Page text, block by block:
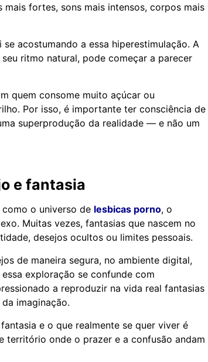
fortes, sons mais intensos, corpos mais
acostumando a essa hiperestimulação. A
ritmo natural, pode começar a parecer
quem consome muito açúcar ou
Por isso, é importante ter consciência de
superprodução da realidade — e não um
e fantasia
o universo de lesbicas porno, o
Muitas vezes, fantasias que nascem no
desejos ocultos ou limites pessoais.
de maneira segura, no ambiente digital,
exploração se confunde com
a reproduzir na vida real fantasias
imaginação.
e o que realmente se quer viver é
território onde o prazer e a confusão andam